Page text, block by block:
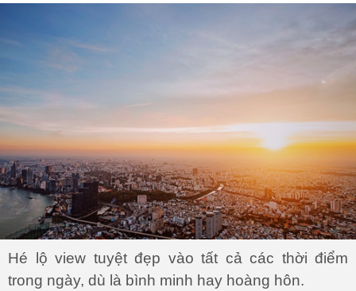
Hé lộ view tuyệt đẹp vào tất cả các thời điểm
trong ngày, dù là bình minh hay hoàng hôn.